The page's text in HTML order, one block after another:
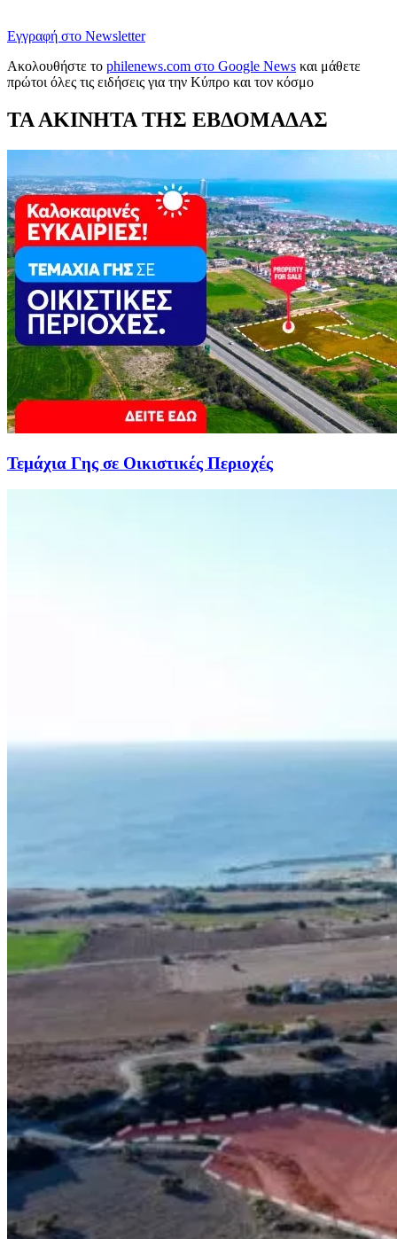
Εγγραφή στο Newsletter
Ακολουθήστε το philenews.com στο Google News και μάθετε
πρώτοι όλες τις ειδήσεις για την Κύπρο και τον κόσμο
ΤΑ ΑΚΙΝΗΤΑ ΤΗΣ ΕΒΔΟΜΑΔΑΣ
Τεμάχια Γης σε Οικιστικές Περιοχές